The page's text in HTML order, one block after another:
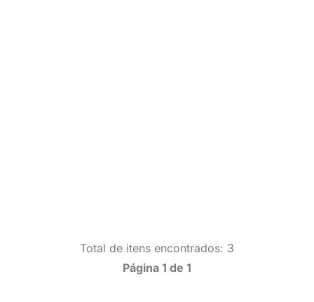
Total de itens encontrados: 3
Página 1 de 1